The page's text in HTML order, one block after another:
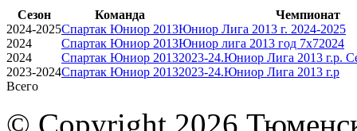
Сезон
Команда
Чемпионат
2024-2025Спартак Юниор 2013Юниор Лига 2013 г. 2024-2025
2024
Спартак Юниор 2013Юниор лига 2013 год 7x72024
2024
Спартак Юниор 20132023-24.Юниор Лига 2013 г.р.
2023-2024Спартак Юниор 20132023-24.Юниор Лига 2013 г.р
Всего
© Copyright 2026